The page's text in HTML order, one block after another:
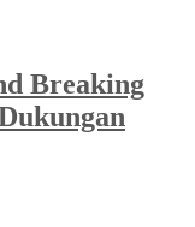
Breaking